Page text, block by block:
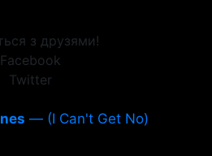
з друзями!
Facebook
Twitter
— (I Can't Get No)